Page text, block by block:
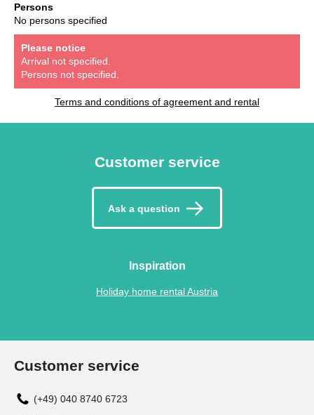
Persons
No persons specified
Please notice
Arrival not specified.
Persons not specified.
Terms and conditions of agreement and rental
Customer service
Ask a question
Inspiration
Holiday home rental Austria
Customer service
(+49) 040 8740 6723